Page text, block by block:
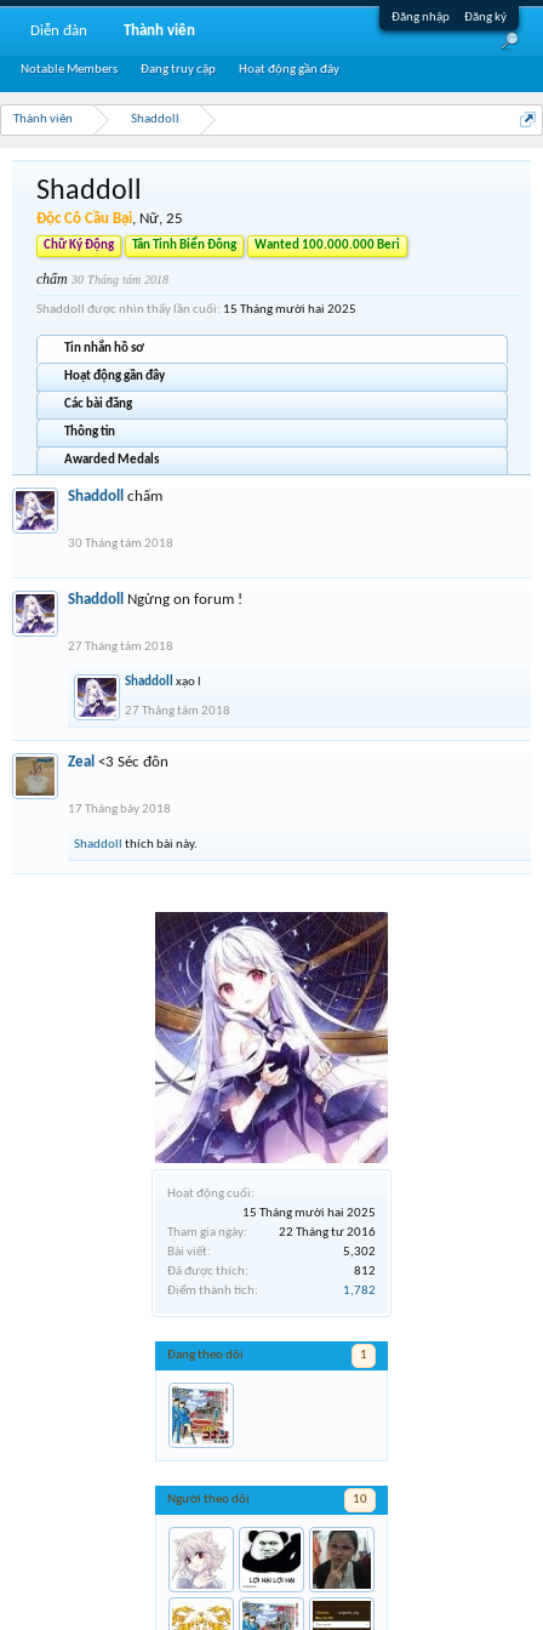
Đăng nhập Đăng ký
Thành viên Shaddoll
Hoạt động cuối:
15 Tháng mười hai 2025
Tham gia ngày:
22 Tháng tư 2016
Bài viết:
5,302
Đã được thích:
812
Điểm thành tích:
1,782
Đang theo dõi 1
Người theo dõi 10
Shaddoll
Độc Cô Cầu Bại, Nữ, 25
Chữ Ký Động Tân Tinh Biển Đông Wanted 100.000.000 Beri
chấm 30 Tháng tám 2018
Shaddoll được nhìn thấy lần cuối: 15 Tháng mười hai 2025
Tin nhắn hồ sơ
Hoạt động gần đây
Các bài đăng
Thông tin
Awarded Medals
Shaddoll chấm
30 Tháng tám 2018
Shaddoll Ngừng on forum !
27 Tháng tám 2018
Shaddoll xạo l
27 Tháng tám 2018
Zeal <3 Séc đôn
17 Tháng bảy 2018
Shaddoll thích bài này.
Diễn đàn Thành viên
Notable Members Đang truy cập Hoạt động gần đây